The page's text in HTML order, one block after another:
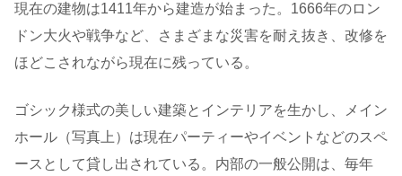
現在の建物は1411年から建造が始まった。1666年のロン
ドン大火や戦争など、さまざまな災害を耐え抜き、改修を
ほどこされながら現在に残っている。
ゴシック様式の美しい建築とインテリアを生かし、メイン
ホール（写真上）は現在パーティーやイベントなどのスペ
ースとして貸し出されている。内部の一般公開は、毎年